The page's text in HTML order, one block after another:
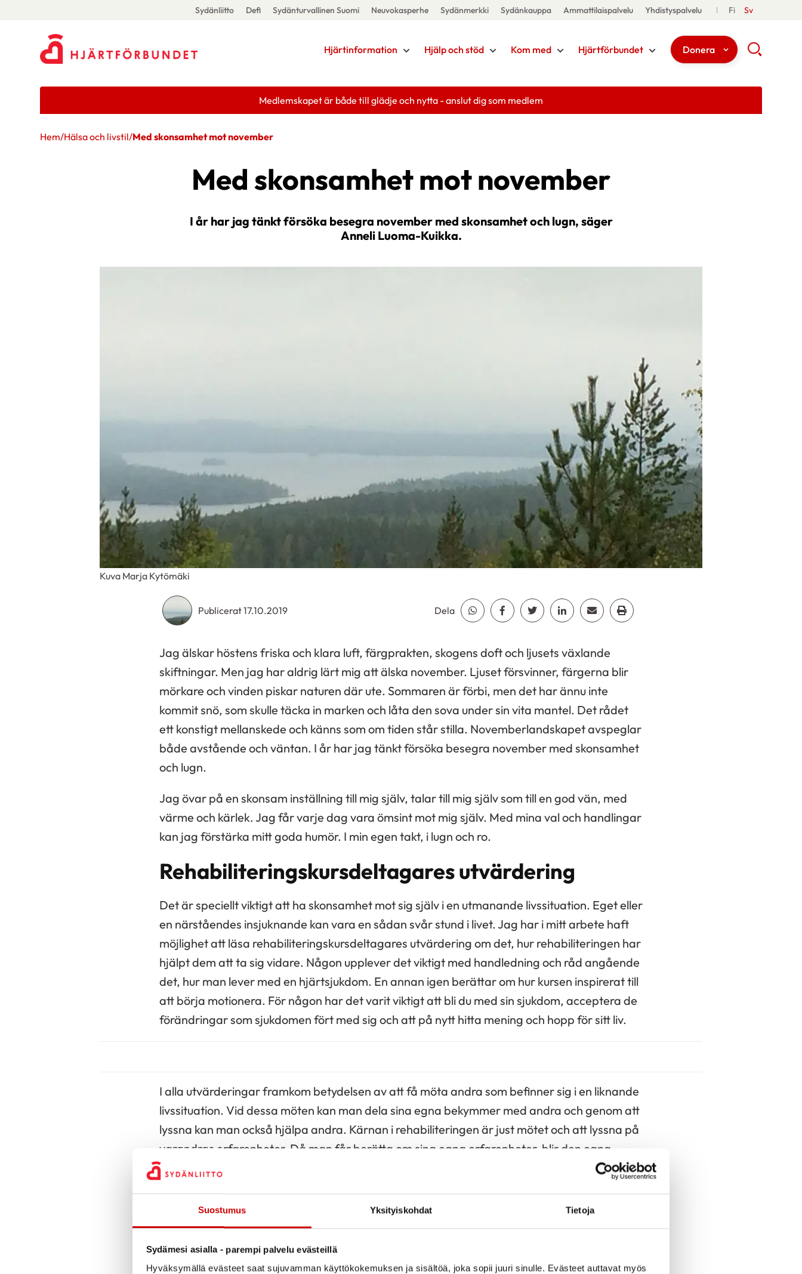
Suostumus Yksityiskohdat Tietoja
Sydämesi asialla - parempi palvelu evästeillä
Hyväksymällä evästeet saat sujuvamman käyttökokemuksen ja sisältöä, joka sopii juuri sinulle. Evästeet auttavat myös
Sydänliitto Defi Sydänturvallinen Suomi Neuvokasperhe Sydänmerkki Sydänkauppa Ammattilaispalvelu Yhdistyspalvelu Fi Sv
Hjärtinformation Hjälp och stöd Kom med Hjärtförbundet Donera
Medlemskapet är både till glädje och nytta - anslut dig som medlem
Hem/Hälsa och livstil/Med skonsamhet mot november
Med skonsamhet mot november
I år har jag tänkt försöka besegra november med skonsamhet och lugn, säger
Anneli Luoma-Kuikka.
Publicerat 17.10.2019 Dela Dela Whatsapp
Dela Facebook
Dela TwitterDela Linkedin
Dela EmailDela Print
Kuva Marja Kytömäki
Jag älskar höstens friska och klara luft, färgprakten, skogens doft och ljusets växlande
skiftningar. Men jag har aldrig lärt mig att älska november. Ljuset försvinner, färgerna blir
mörkare och vinden piskar naturen där ute. Sommaren är förbi, men det har ännu inte
kommit snö, som skulle täcka in marken och låta den sova under sin vita mantel. Det rådet
ett konstigt mellanskede och känns som om tiden står stilla. Novemberlandskapet avspeglar
både avstående och väntan. I år har jag tänkt försöka besegra november med skonsamhet
och lugn.
Jag övar på en skonsam inställning till mig själv, talar till mig själv som till en god vän, med
värme och kärlek. Jag får varje dag vara ömsint mot mig själv. Med mina val och handlingar
kan jag förstärka mitt goda humör. I min egen takt, i lugn och ro.
Rehabiliteringskursdeltagares utvärdering
Det är speciellt viktigt att ha skonsamhet mot sig själv i en utmanande livssituation. Eget eller
en närståendes insjuknande kan vara en sådan svår stund i livet. Jag har i mitt arbete haft
möjlighet att läsa rehabiliteringskursdeltagares utvärdering om det, hur rehabiliteringen har
hjälpt dem att ta sig vidare. Någon upplever det viktigt med handledning och råd angående
det, hur man lever med en hjärtsjukdom. En annan igen berättar om hur kursen inspirerat till
att börja motionera. För någon har det varit viktigt att bli du med sin sjukdom, acceptera de
förändringar som sjukdomen fört med sig och att på nytt hitta mening och hopp för sitt liv.
I alla utvärderingar framkom betydelsen av att få möta andra som befinner sig i en liknande
livssituation. Vid dessa möten kan man dela sina egna bekymmer med andra och genom att
lyssna kan man också hjälpa andra. Kärnan i rehabiliteringen är just mötet och att lyssna på
varandras erfarenheter. Då man får berätta om sina egna erfarenheter, blir den egna
bördan konstigt nog betydligt lättare.
Irehabiliteringenhar vi alla våra egna behov och målsättningar. Vi sätter kurs mot de saker
som motsvarar våra livsvärderingar och som våra hjärtan varmast klappar för. Läs mera i
sin motionsrädsla.